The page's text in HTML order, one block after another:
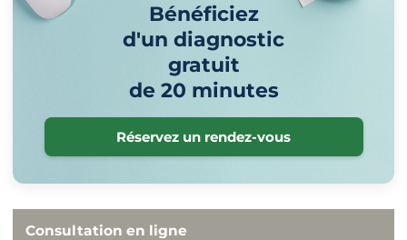
Bénéficiez
d'un diagnostic
gratuit
de 20 minutes
Réservez un rendez-vous
Consultation en ligne